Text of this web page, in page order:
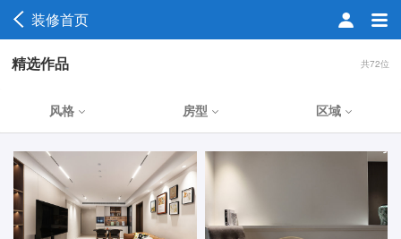
装修首页
共72位
精选作品
风格 房型 区域